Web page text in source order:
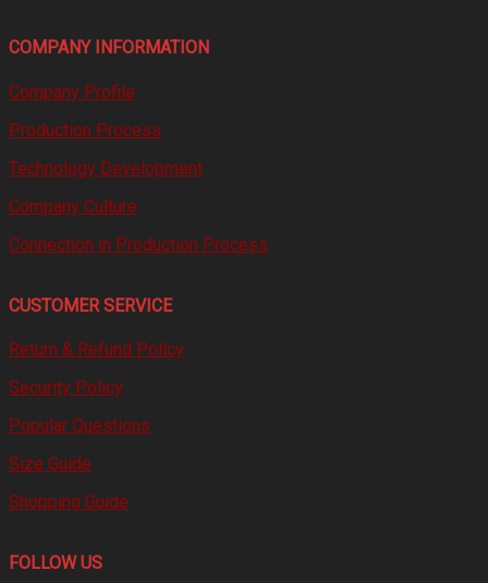
COMPANY INFORMATION
Company Profile
Production Process
Technology Development
Company Culture
Connection in Production Process
CUSTOMER SERVICE
Return & Refund Policy
Security Policy
Popular Questions
Size Guide
Shopping Guide
FOLLOW US